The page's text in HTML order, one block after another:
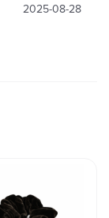
2025-08-28